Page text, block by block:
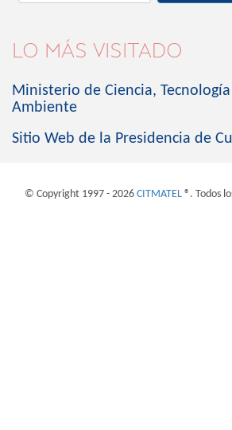
LO MÁS VISITADO
Ministerio de Ciencia,
Ambiente
Sitio Web de la Presidencia de
© Copyright 1997 - 2026 CITMATEL®. Todos